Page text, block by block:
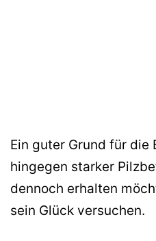
Ein guter Grund für die
hingegen starker
dennoch erhalten
sein Glück versuchen.